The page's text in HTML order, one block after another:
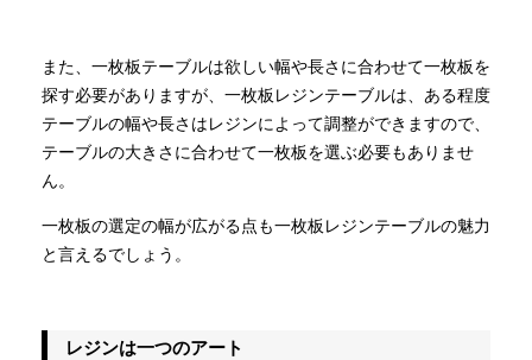
また、一枚板テーブルは欲しい幅や長さに合わせて一枚板を
探す必要がありますが、一枚板レジンテーブルは、ある程度
テーブルの幅や長さはレジンによって調整ができますので、
テーブルの大きさに合わせて一枚板を選ぶ必要もありませ
ん。
一枚板の選定の幅が広がる点も一枚板レジンテーブルの魅力
と言えるでしょう。
レジンは一つのアート